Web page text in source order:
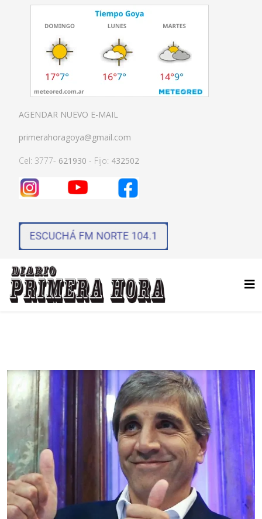
AGENDAR NUEVO E-MAIL
primerahoragoya@gmail.com
Cel: 3777- 621930 - Fijo: 432502